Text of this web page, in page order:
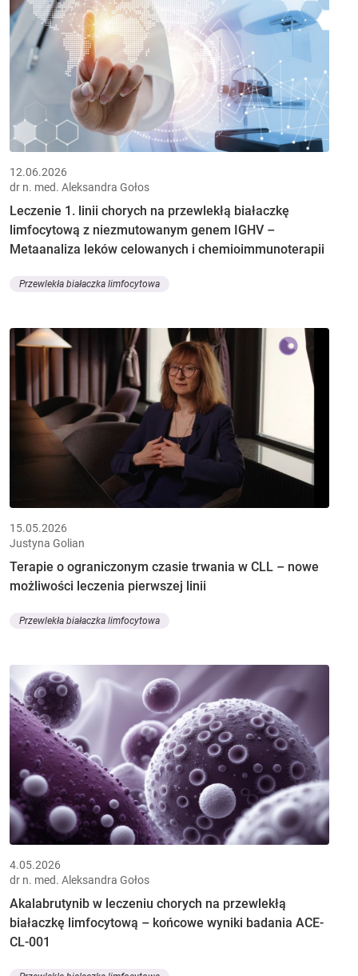
12.06.2026
dr n. med. Aleksandra Gołos
Leczenie 1. linii chorych na przewlekłą białaczkę
limfocytową z niezmutowanym genem IGHV –
Metaanaliza leków celowanych i chemioimmunoterapii
Przewlekła białaczka limfocytowa
15.05.2026
Justyna Golian
Terapie o ograniczonym czasie trwania w CLL – nowe
możliwości leczenia pierwszej linii
Przewlekła białaczka limfocytowa
4.05.2026
dr n. med. Aleksandra Gołos
Akalabrutynib w leczeniu chorych na przewlekłą
białaczkę limfocytową – końcowe wyniki badania ACE-
CL-001